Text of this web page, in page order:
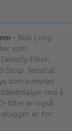
- NiSi Long
som
Filter;
Stop. Neutral
som kommer
ved å
filter er også
er for